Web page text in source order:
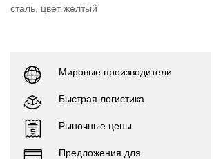
сталь, цвет желтый
Мировые производители
Быстрая логистика
Рыночные цены
Предложения для